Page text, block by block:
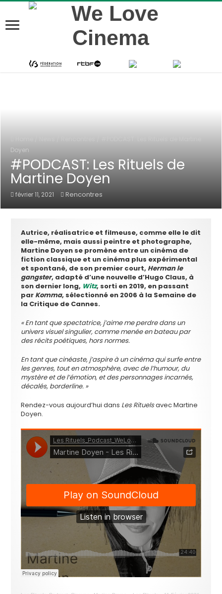
Doyen
#PODCAST: Les Rituels de
Martine Doyen
février 11, 2021 Rencontres
Autrice, réalisatrice et filmeuse, comme elle le dit
elle-même, mais aussi peintre et photographe,
Martine Doyen se promène entre un cinéma de
fiction classique et un cinéma plus expérimental
et spontané, de son premier court, Herman le
gangster, adapté d’une nouvelle d’Hugo Claus, à
son dernier long, Witz, sorti en 2019, en passant
par Komma, sélectionné en 2006 à la Semaine de
la Critique de Cannes.
« En tant que spectatrice, j’aime me perdre dans un
univers visuel singulier, comme menée en bateau par
des récits poétiques, hors normes.
En tant que cinéaste, j’aspire à un cinéma qui surfe entre
les genres, tout en atmosphère, avec de l’humour, du
mystère et de l’émotion, et des personnages incarnés,
décalés, borderline. »
Rendez-vous aujourd’hui dans Les Rituelsavec Martine
Doyen.